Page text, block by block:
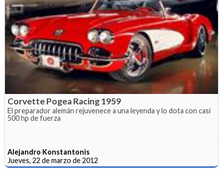
Corvette Pogea Racing 1959
El preparador alemán rejuvenece a una leyenda y lo dota con casi
500 hp de fuerza
Alejandro Konstantonis
Jueves, 22 de marzo de 2012